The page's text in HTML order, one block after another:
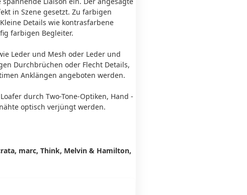
in Szene gesetzt. Zu farbigen
Details wie kontrasfarbene
farbigen Begleiter.
Leder und Mesh oder Leder und
Durchbrüchen oder Flecht Details,
Anklängen angeboten werden.
durch Two-Tone-Optiken, Hand -
optisch verjüngt werden.
marc, Think, Melvin & Hamilton,